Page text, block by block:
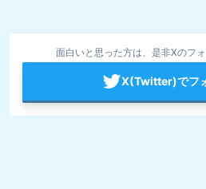
面白いと思った方は、是非Xのフ
X(Twitter)でフ